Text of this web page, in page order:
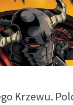
Krzewu.